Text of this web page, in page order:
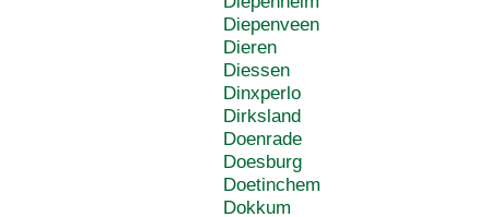
Diepenveen
Dieren
Diessen
Dinxperlo
Dirksland
Doenrade
Doesburg
Doetinchem
Dokkum